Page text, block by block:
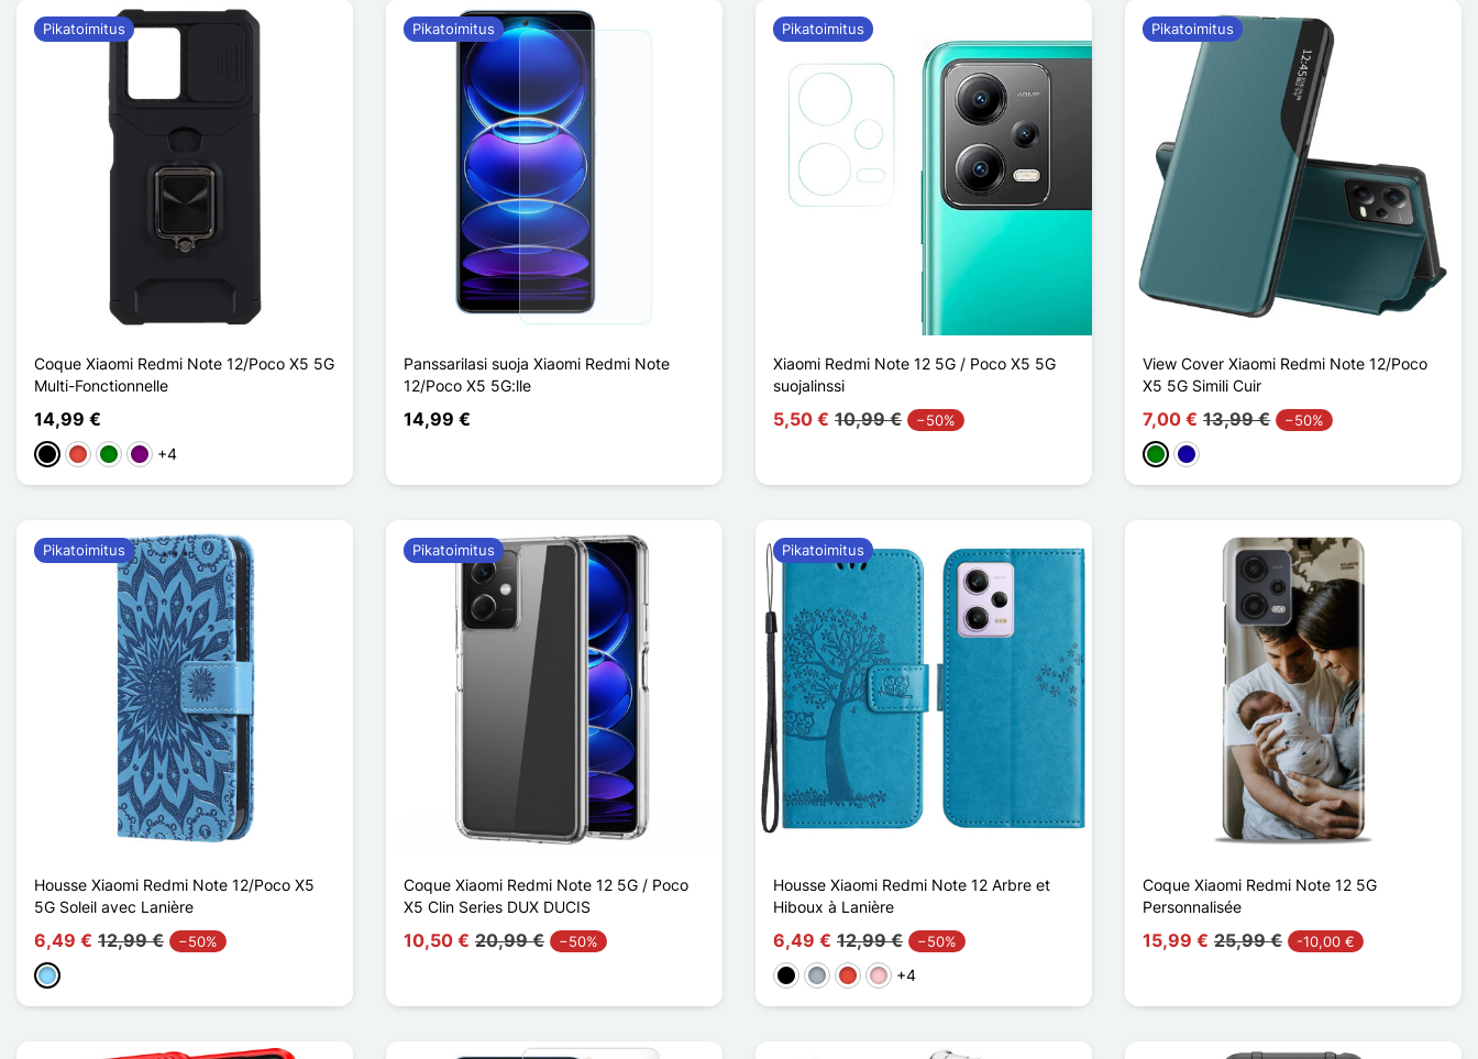
Coque Xiaomi Redmi Note 12/Poco X5 5G
Multi-Fonctionnelle
14,99 €
MustaPunainen
VihreäViolet+4
Pikatoimitus
Panssarilasi suoja Xiaomi Redmi Note
12/Poco X5 5G:lle
14,99 €
Pikatoimitus
Xiaomi Redmi Note 12 5G / Poco X5 5G
suojalinssi
5,50 € 10,99 € −50%
Pikatoimitus
View Cover Xiaomi Redmi Note 12/Poco
X5 5G Simili Cuir
7,00 € 13,99 € −50%
VihreäBleu Foncé
Pikatoimitus
Housse Xiaomi Redmi Note 12/Poco X5
5G Soleil avec Lanière
6,49 € 12,99 € −50%
Bleu Clair
Pikatoimitus
Coque Xiaomi Redmi Note 12 5G / Poco
X5 Clin Series DUX DUCIS
10,50 € 20,99 € −50%
Pikatoimitus
Housse Xiaomi Redmi Note 12 Arbre et
Hiboux à Lanière
6,49 € 12,99 € −50%
MustaHarmaaPunainen
Pinkki
+4
Pikatoimitus
Coque Xiaomi Redmi Note 12 5G
Personnalisée
15,99 € 25,99 € -10,00 €